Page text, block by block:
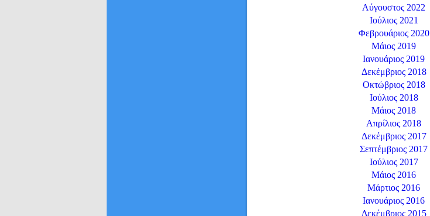
Αύγουστος 2022
Ιούλιος 2021
Φεβρουάριος 2020
Μάιος 2019
Ιανουάριος 2019
Δεκέμβριος 2018
Οκτώβριος 2018
Ιούλιος 2018
Μάιος 2018
Απρίλιος 2018
Δεκέμβριος 2017
Σεπτέμβριος 2017
Ιούλιος 2017
Μάιος 2016
Μάρτιος 2016
Ιανουάριος 2016
Δεκέμβριος 2015